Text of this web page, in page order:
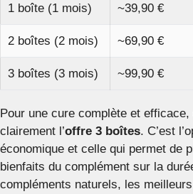
1 boîte (1 mois) ~39,90 €
2 boîtes (2 mois) ~69,90 €
3 boîtes (3 mois) ~99,90 €
Pour une cure complète et efficace,
clairement l’offre 3 boîtes. C’est
économique et celle qui permet de
bienfaits du complément sur la
compléments naturels, les